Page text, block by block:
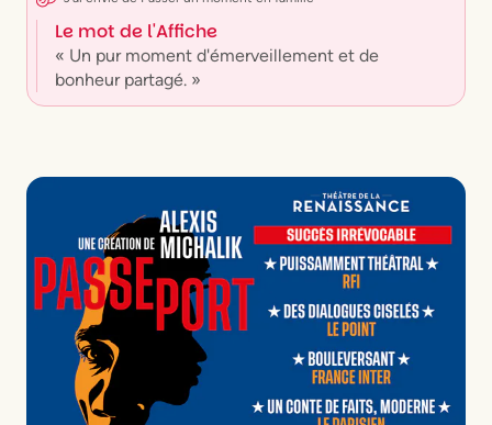
Le mot de l'Affiche
« Un pur moment d'émerveillement et de
bonheur partagé. »